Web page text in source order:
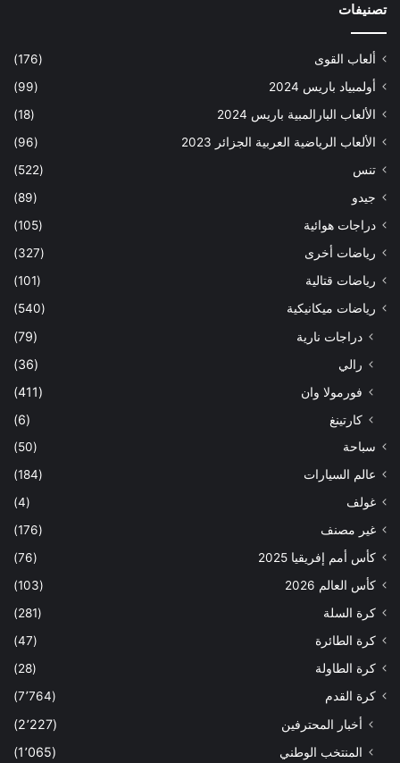
تصنيفات
ألعاب القوى
(176)
أولمبياد باريس 2024
(99)
الألعاب البارالمبية باريس 2024
(18)
الألعاب الرياضية العربية الجزائر 2023
(96)
تنس
(522)
جيدو
(89)
دراجات هوائية
(105)
رياضات أخرى
(327)
رياضات قتالية
(101)
رياضات ميكانيكية
(540)
دراجات نارية
(79)
رالي
(36)
فورمولا وان
(411)
كارتينغ
(6)
سباحة
(50)
عالم السيارات
(184)
غولف
(4)
غير مصنف
(176)
كأس أمم إفريقيا 2025
(76)
كأس العالم 2026
(103)
كرة السلة
(281)
كرة الطائرة
(47)
كرة الطاولة
(28)
كرة القدم
(7٬764)
أخبار المحترفين
(2٬227)
المنتخب الوطني
(1٬065)